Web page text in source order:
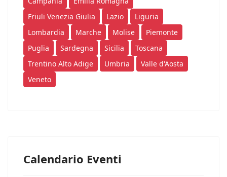
Friuli Venezia Giulia
Lazio
Liguria
Lombardia
Marche Molise
Piemonte
Puglia
Sardegna Sicilia
Toscana
Trentino Alto Adige
Umbria
Valle d'Aosta
Veneto
Calendario Eventi